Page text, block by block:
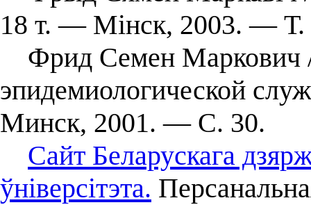
18 т. — Мінск, 2003. —
Фрид Семен Маркович
эпидемиологической
Минск, 2001. — С. 30.
Сайт Беларускага
ўніверсітэта.